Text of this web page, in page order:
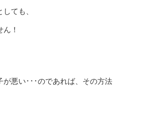
ても、
！
悪い･･･のであれば、その方法